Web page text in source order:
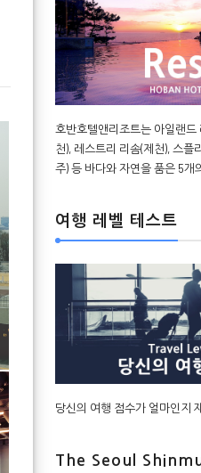
호반호텔앤리조트는 아일랜드
천), 레스트리 리솜(제천), 스플
주) 등 바다와 자연을 품은 5개
여행 레벨 테스트
당신의 여행 점수가 얼마인지
The Seoul